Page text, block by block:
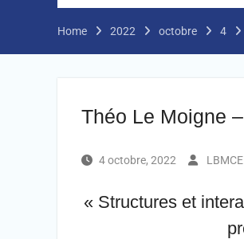
Home 2022 octobre 4
Théo Le Moigne
4 octobre, 2022 LBMCE
« Structures et